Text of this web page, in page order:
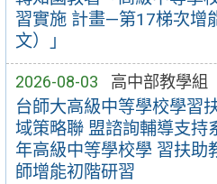
習實施 計畫—第17梯次增
文）」
2026-08-03 高中部教學組
台師大高級中等學校學習
域策略聯 盟諮詢輔導支持
年高級中等學校學 習扶助
師增能初階研習